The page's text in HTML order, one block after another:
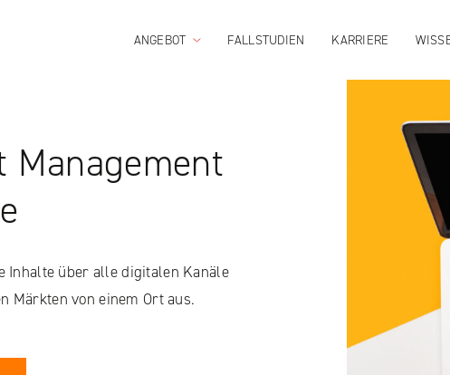
ANGEBOT FALLSTUDIEN KARRIERE
Management
Inhalte über alle digitalen Kanäle
Märkten von einem Ort aus.